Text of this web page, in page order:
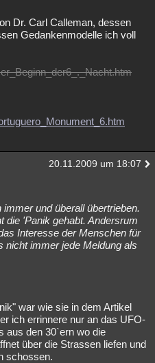
Dr. Carl Calleman, dessen
Gedankenmodelle ich voll
20.11.2009 um 18:07
und überall übertrieben.
die 'Panik gehabt. Andersrum
Interesse der Menschen für
immer jede Meldung als
war wie sie in dem Artikel
ich errinnere nur an das UFO-
aus den 30`ern wo die
über die Strassen liefen und
schossen.